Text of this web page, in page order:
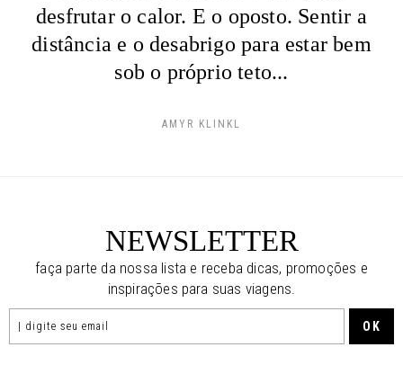
desfrutar o calor. E o oposto. Sentir a
distância e o desabrigo para estar bem
sob o próprio teto...
AMYR KLINKL
NEWSLETTER
faça parte da nossa lista e receba dicas, promoções e
inspirações para suas viagens.